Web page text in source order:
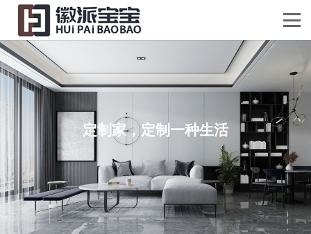
定制家，定制一种生活